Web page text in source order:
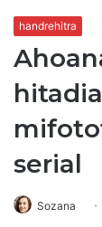
handrehitra
serial
Sozana